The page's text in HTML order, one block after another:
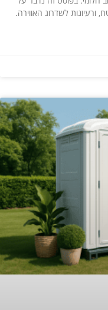
ורעיונות לשדרוג האווירה.